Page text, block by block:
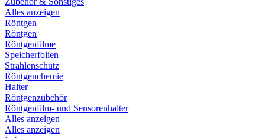
Alles anzeigen
Röntgen
Röntgen
Röntgenfilme
Speicherfolien
Strahlenschutz
Röntgenchemie
Halter
Röntgenzubehör
Röntgenfilm- und Sensorenhalter
Alles anzeigen
Alles anzeigen